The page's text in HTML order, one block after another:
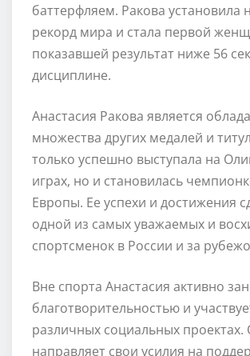
баттерфляем. Ракова установила
рекорд мира и стала первой
показавшей результат ниже 56
дисциплине.
Анастасия Ракова является
множества других медалей и
только успешно выступала на
играх, но и становилась
Европы. Ее успехи и достижения
одной из самых уважаемых и
спортсменок в России и за
Вне спорта Анастасия активно
благотворительностью и
различных социальных проектах.
направляет свои усилия на